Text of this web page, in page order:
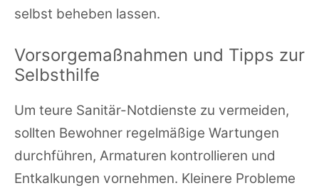
selbst beheben lassen.
Vorsorgemaßnahmen und Tipps zur
Selbsthilfe
Um teure Sanitär-Notdienste zu vermeiden,
sollten Bewohner regelmäßige Wartungen
durchführen, Armaturen kontrollieren und
Entkalkungen vornehmen. Kleinere Probleme